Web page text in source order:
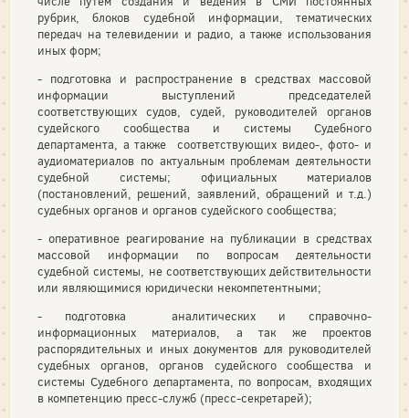
рубрик, блоков судебной информации, тематических
передач на телевидении и радио, а также использования
иных форм;
- подготовка и распространение в средствах массовой
информации выступлений председателей
соответствующих судов, судей, руководителей органов
судейского сообщества и системы Судебного
департамента, а также соответствующих видео-, фото- и
аудиоматериалов по актуальным проблемам деятельности
судебной системы; официальных материалов
(постановлений, решений, заявлений, обращений и т.д.)
судебных органов и органов судейского сообщества;
- оперативное реагирование на публикации в средствах
массовой информации по вопросам деятельности
судебной системы, не соответствующих действительности
или являющимися юридически некомпетентными;
- подготовка аналитических и справочно-
информационных материалов, а так же проектов
распорядительных и иных документов для руководителей
судебных органов, органов судейского сообщества и
системы Судебного департамента, по вопросам, входящих
в компетенцию пресс-служб (пресс-секретарей);